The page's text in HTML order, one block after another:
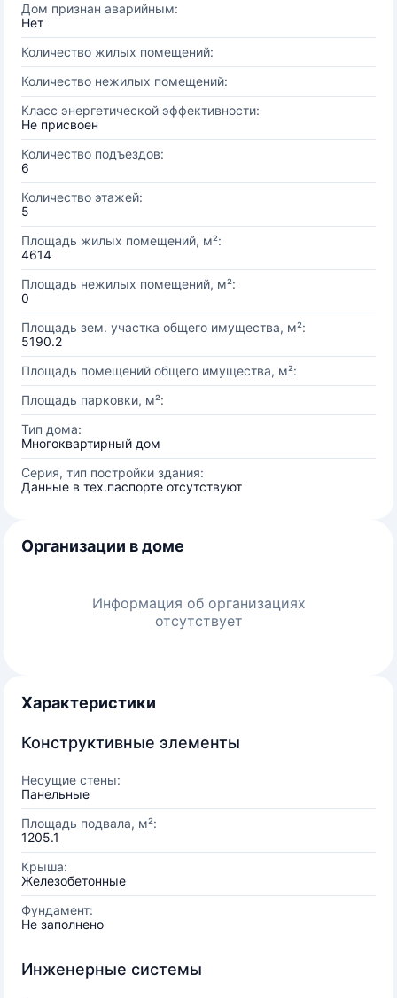
Дом признан аварийным:
Нет
Количество жилых помещений:
Количество нежилых помещений:
Класс энергетической эффективности:
Не присвоен
Количество подъездов:
6
Количество этажей:
5
Площадь жилых помещений, м²:
4614
Площадь нежилых помещений, м²:
0
Площадь зем. участка общего имущества, м²:
5190.2
Площадь помещений общего имущества, м²:
Площадь парковки, м²:
Тип дома:
Многоквартирный дом
Серия, тип постройки здания:
Данные в тех.паспорте отсутствуют
Организации в доме
Информация об организациях
отсутствует
Характеристики
Конструктивные элементы
Несущие стены:
Панельные
Площадь подвала, м²:
1205.1
Крыша:
Железобетонные
Фундамент:
Не заполнено
Инженерные системы